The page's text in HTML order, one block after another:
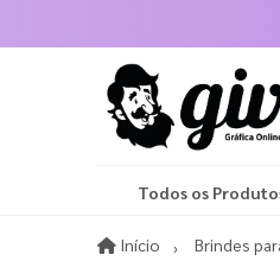
Todos os
Início InícioBrindes